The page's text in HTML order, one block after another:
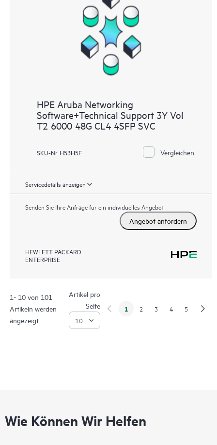
HPE Aruba Networking
Software+Technical Support 3Y Vol
T2 6000 48G CL4 4SFP SVC
SKU-Nr. H53H5E Vergleichen
Servicedetails anzeigen
Senden Sie Ihre Anfrage für ein individuelles Angebot
Angebot anfordern
HEWLETT PACKARD
ENTERPRISE
1- 10 von 101
Artikeln werden
angezeigt
Artikel pro
Seite
1 2 3 4 5
Wie Können Wir Helfen